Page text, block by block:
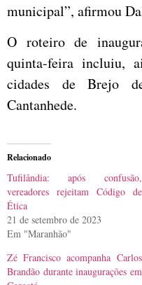
municipal”, afirmou
O roteiro de
quinta-feira incluiu,
cidades de Brejo
Cantanhede.
Relacionado
Tufilândia: após confusão,
vereadores rejeitam Código de
Ética
21 de setembro de 2023
Em "Maranhão"
Zé Francisco acompanha Carlos
Brandão durante inaugurações em